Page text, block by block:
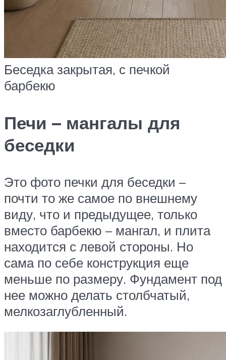
Беседка закрытая, с печкой
барбекю
Печи – мангалы для
беседки
Это фото печки для беседки –
почти то же самое по внешнему
виду, что и предыдущее, только
вместо барбекю – мангал, и плита
находится с левой стороны. Но
сама по себе конструкция еще
меньше по размеру. Фундамент под
нее можно делать столбчатый,
мелкозаглубленный.